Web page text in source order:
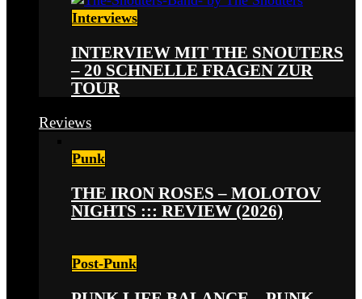
Interviews
INTERVIEW MIT THE SNOUTERS
– 20 SCHNELLE FRAGEN ZUR
TOUR
Reviews
Punk
THE IRON ROSES – MOLOTOV
NIGHTS ::: REVIEW (2026)
Post-Punk